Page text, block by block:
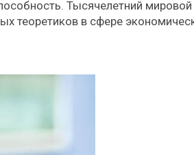
Тысячелетний
теоретиков в сфере